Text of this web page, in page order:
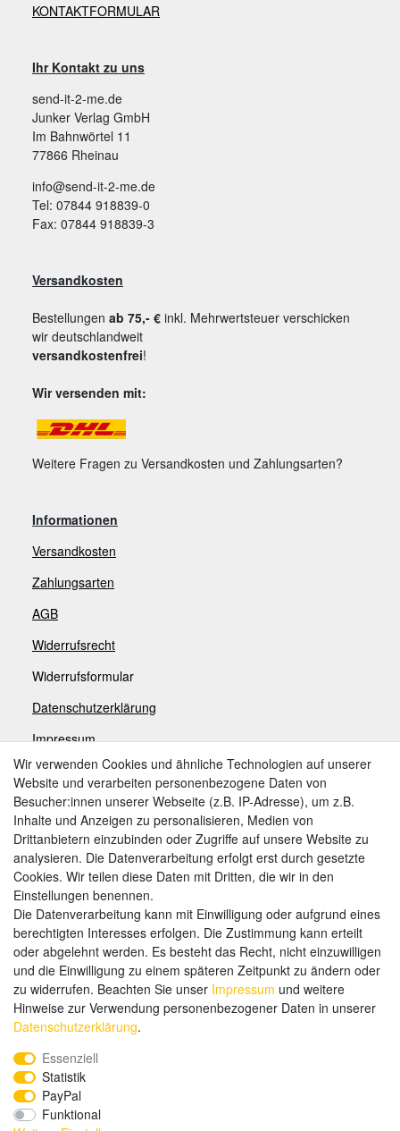
KONTAKTFORMULAR
Ihr Kontakt zu uns
send-it-2-me.de
Junker Verlag GmbH
Im Bahnwörtel 11
77866 Rheinau
info@send-it-2-me.de
Tel: 07844 918839-0
Fax: 07844 918839-3
Versandkosten
Bestellungen ab 75,- € inkl. Mehrwertsteuer verschicken
wir deutschlandweit
versandkostenfrei!
Wir versenden mit:
Weitere Fragen zu Versandkosten und Zahlungsarten?
Informationen
Versandkosten
Zahlungsarten
AGB
Widerrufsrecht
Widerrufsformular
Datenschutzerklärung
Impressum
Zahlungsarten
Weitere Zahlungsarten:
Kauf auf Rechnung
Vorkasse
Hier sind wir
Wir verwenden Cookies und ähnliche Technologien auf unserer
Website und verarbeiten personenbezogene Daten von
Besucher:innen unserer Webseite (z.B. IP-Adresse), um z.B.
Inhalte und Anzeigen zu personalisieren, Medien von
Drittanbietern einzubinden oder Zugriffe auf unsere Website zu
analysieren. Die Datenverarbeitung erfolgt erst durch gesetzte
Cookies. Wir teilen diese Daten mit Dritten, die wir in den
Einstellungen benennen.
Die Datenverarbeitung kann mit Einwilligung oder aufgrund eines
berechtigten Interesses erfolgen. Die Zustimmung kann erteilt
oder abgelehnt werden. Es besteht das Recht, nicht einzuwilligen
und die Einwilligung zu einem späteren Zeitpunkt zu ändern oder
zu widerrufen. Beachten Sie unser Impressum und weitere
Hinweise zur Verwendung personenbezogener Daten in unserer
Daten­schutz­erklärung.
Essenziell
Statistik
PayPal
Funktional